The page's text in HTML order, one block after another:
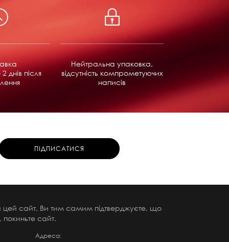
днів після
Нейтральна упаковка,
відсутність компрометуючих
написів
цей сайт, Ви тим самим підтверджуєте, що
сайт.
Адреса: